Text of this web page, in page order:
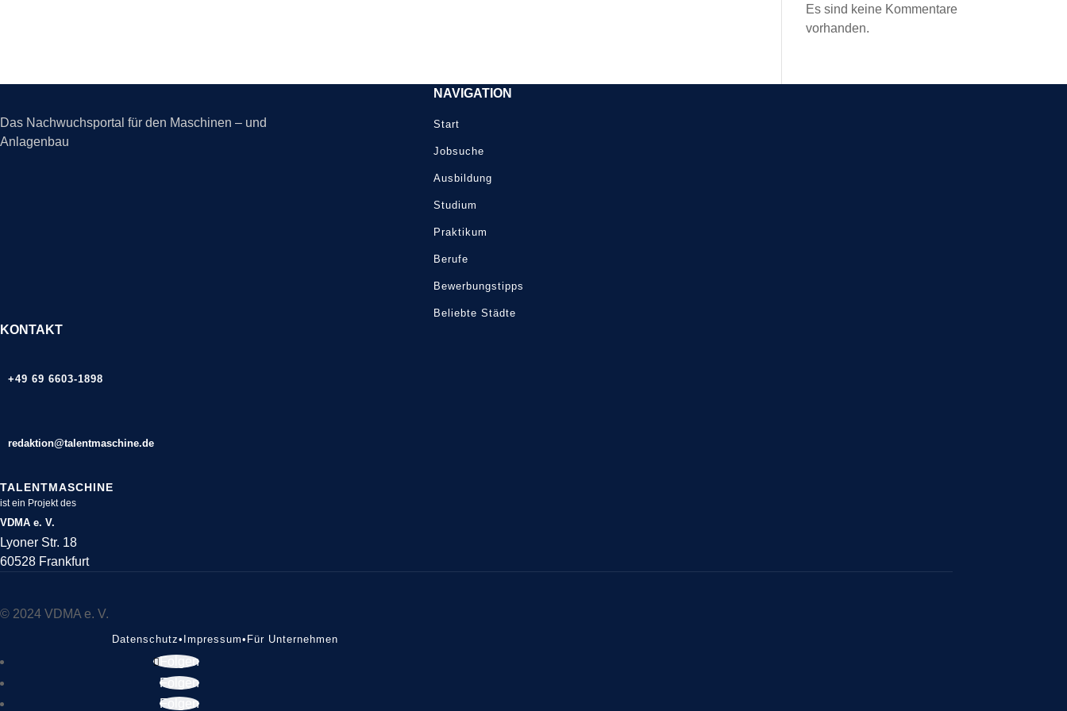
Es sind keine Kommentare
vorhanden.
Das Nachwuchsportal für den Maschinen – und
Anlagenbau
NAVIGATION
Start
Jobsuche
Ausbildung
Studium
Praktikum
Berufe
Bewerbungstipps
Beliebte Städte
KONTAKT
+49 69 6603-1898
redaktion@talentmaschine.de
TALENTMASCHINE
ist ein Projekt des
VDMA e. V.
Lyoner Str. 18
60528 Frankfurt
© 2024 VDMA e. V.
Datenschutz• Impressum• Für Unternehmen
Folgen
Folgen
Folgen